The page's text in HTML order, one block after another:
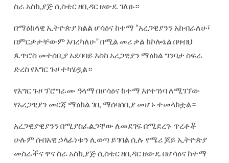
ስራ አስኪያጅ ሲስቴር ዘቢዳር ዘውዴ ገለፁ።
በማዕከላዊ ኢትዮጵያ ክልል ሆሳዕና ከተማ “አረጋዊያንን አከብራለሁ፤
በምርቃታቸውም እባረካለሁ” በሚል መሪ ቃል ከኮሎኔል በዛብህ
ጴጥሮስ መተሰቢያ አደባባይ እስከ አረጋዊያን ማዕከል ግንባታ ስፍራ
ድረስ የእግር ጉዞ ተካሄዷል።
የእግርጉዞ ፕሮግራሙ ዓላማ በሆሳዕና ከተማ እየተገነባ ለሚገኘው
የአረጋዊያን መርጃ ማዕከል ገቢ ማሰባሰቢያ መሆኑ ተመላክቷል።
አረጋዊያዊያንን በሚያስፈልጋቸው ለመደገፍ በሚደረጉ ጥረቶቾ
ሁሉም ሰብአዊ ኃላፊነቱን ሊወጣ ይገባል ሲሉ የሜሪ ጆይ ኢትዮጵያ
መስራችና ዋና ስራ አስኪያጅ ሲስቴር ዘቢዳር ዘውዴ በሆሳዕና ከተማ